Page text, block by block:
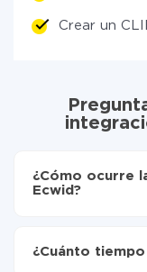
Crear un
¿Cómo ocurre
Ecwid?
Elija qué datos
¿Cuánto